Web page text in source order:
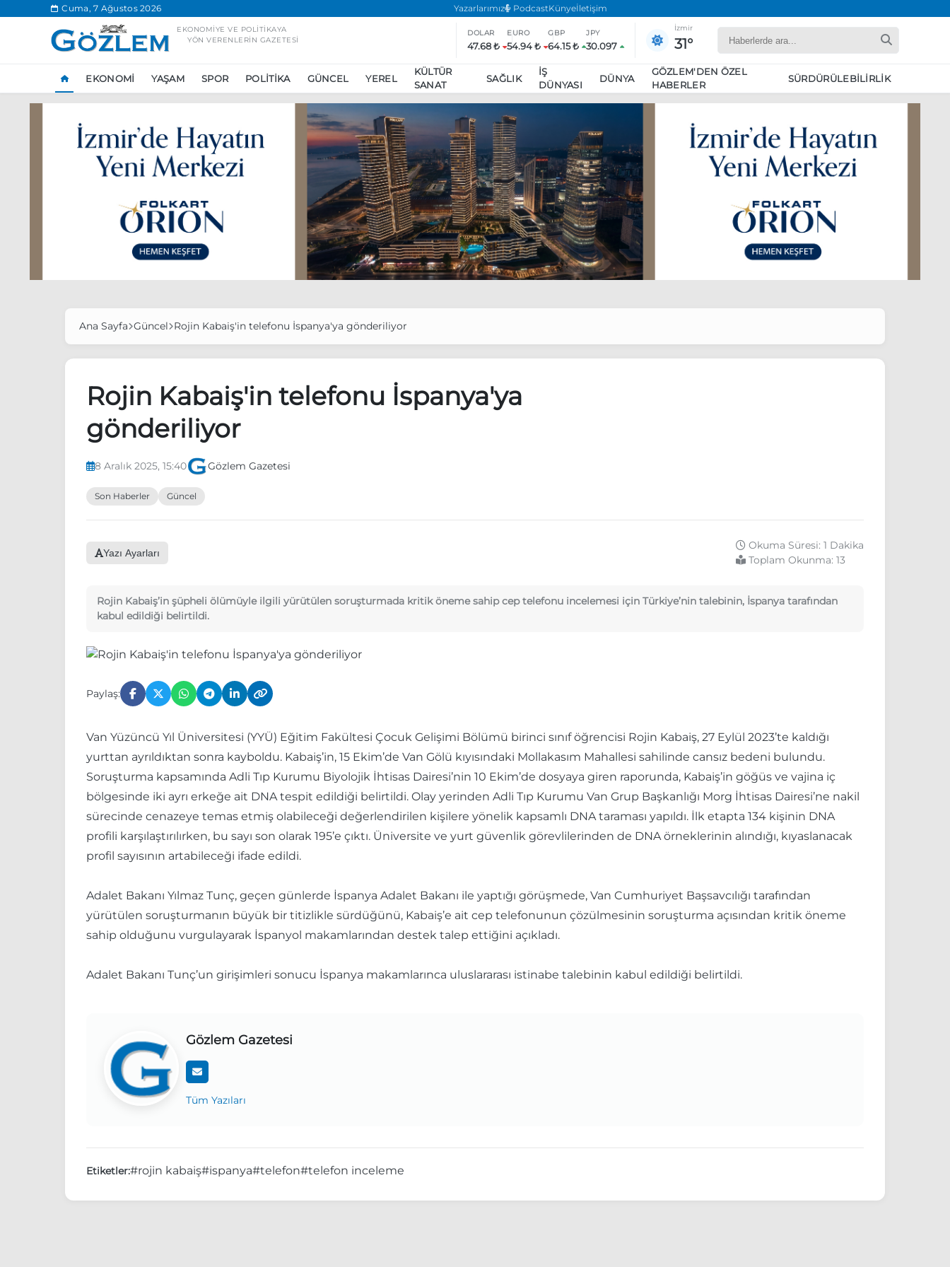
Cuma, 7 Ağustos 2026 Yazarlarımız PodcastKünyeİletişim
EKONOMIYE VE POLITIKAYA
YÖN VERENLERIN GAZETESI
DOLAR
47.68 ₺
EURO
54.94 ₺
GBP
64.15 ₺
JPY
30.097
İzmir
31°
EKONOMI YAŞAM SPOR POLITIKA GÜNCEL YEREL
KÜLTÜR
SANAT
SAĞLIK
İŞ
DÜNYASI
DÜNYA
GÖZLEM'DEN ÖZEL
HABERLER
SÜRDÜRÜLEBILIRLIK
Ankara’da eylem yasağı uzatıldı
Özgür Özel, Ekrem İmamoğlu’nu ziyaret edecek
Ünlü çift bir etkinliğe daha katılmama kararı aldı
Boykot
Ana Sayfa Güncel Rojin Kabaiş'in telefonu İspanya'ya gönderiliyor
Rojin Kabaiş'in telefonu İspanya'ya
gönderiliyor
8 Aralık 2025, 15:40 Gözlem Gazetesi
Son Haberler Güncel
Yazı Ayarları
Okuma Süresi: 1 Dakika
Toplam Okunma: 13
Rojin Kabaiş’in şüpheli ölümüyle ilgili yürütülen soruşturmada kritik öneme sahip cep telefonu incelemesi için Türkiye’nin talebinin, İspanya tarafından
kabul edildiği belirtildi.
Paylaş:
Van Yüzüncü Yıl Üniversitesi (YYÜ) Eğitim Fakültesi Çocuk Gelişimi Bölümü birinci sınıf öğrencisi Rojin Kabaiş, 27 Eylül 2023’te kaldığı
yurttan ayrıldıktan sonra kayboldu. Kabaiş’in, 15 Ekim’de Van Gölü kıyısındaki Mollakasım Mahallesi sahilinde cansız bedeni bulundu.
Soruşturma kapsamında Adli Tıp Kurumu Biyolojik İhtisas Dairesi’nin 10 Ekim’de dosyaya giren raporunda, Kabaiş’in göğüs ve vajina iç
bölgesinde iki ayrı erkeğe ait DNA tespit edildiği belirtildi. Olay yerinden Adli Tıp Kurumu Van Grup Başkanlığı Morg İhtisas Dairesi’ne nakil
sürecinde cenazeye temas etmiş olabileceği değerlendirilen kişilere yönelik kapsamlı DNA taraması yapıldı. İlk etapta 134 kişinin DNA
profili karşılaştırılırken, bu sayı son olarak 195’e çıktı. Üniversite ve yurt güvenlik görevlilerinden de DNA örneklerinin alındığı, kıyaslanacak
profil sayısının artabileceği ifade edildi.
Adalet Bakanı Yılmaz Tunç, geçen günlerde İspanya Adalet Bakanı ile yaptığı görüşmede, Van Cumhuriyet Başsavcılığı tarafından
yürütülen soruşturmanın büyük bir titizlikle sürdüğünü, Kabaiş’e ait cep telefonunun çözülmesinin soruşturma açısından kritik öneme
sahip olduğunu vurgulayarak İspanyol makamlarından destek talep ettiğini açıkladı.
Adalet Bakanı Tunç’un girişimleri sonucu İspanya makamlarınca uluslararası istinabe talebinin kabul edildiği belirtildi.
Gözlem Gazetesi
Tüm Yazıları
Etiketler:#rojin kabaiş#ispanya#telefon#telefon inceleme